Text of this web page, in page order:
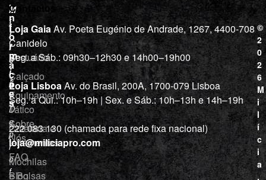
M
i
l
í
c
i
a
“
D
e
p
r
o
f
L
o
j
a
Vestuário
Calçado
Equipamento
Tático
Cutelaria e
ferramentas
Mochilas
e Bolsas
I
n
f
o
r
m
a
ç
õ
e
s
Sobre
Nós
FAQ
Blog
Contactos
Loja GaiaAv. Poeta Eugénio de Andrade, 1267, 4400-708
Canidelo
Seg. a Sáb.: 09h30–12h30 e 14h00–19h00
Loja LisboaAv. do Brasil, 200A, 1700-079 Lisboa
Seg. a Qui.: 10h–19h | Sex. e Sáb.: 10h–13h e 14h–19h
222 083 130 (chamada para rede fixa nacional)
loja@miliciapro.com
©
2
0
2
6
M
i
l
í
c
i
a
,